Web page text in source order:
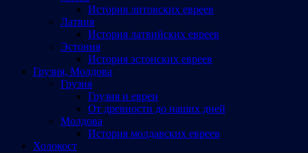
История литовских евреев
Латвия
История латвийских евреев
Эстония
История эстонских евреев
Грузия, Молдова
Грузия
Грузия и евреи
От древности до наших дней
Молдова
История молдавских евреев
Холокост